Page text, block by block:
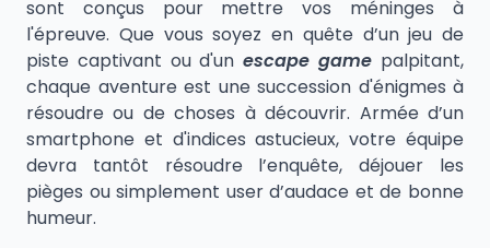
sont conçus pour mettre vos méninges à
l'épreuve. Que vous soyez en quête d’un jeu de
piste captivant ou d'unescape game palpitant,
chaque aventure est une succession d'énigmes à
résoudre ou de choses à découvrir. Armée d’un
smartphone et d'indices astucieux, votre équipe
devra tantôt résoudre l’enquête, déjouer les
pièges ou simplement user d’audace et de bonne
humeur.